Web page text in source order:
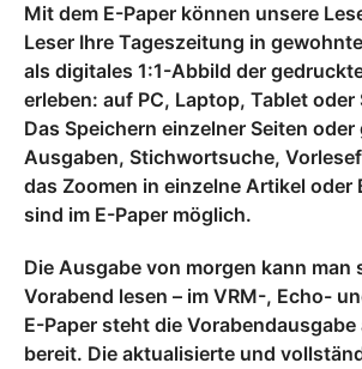
Mit dem E-Paper können unsere
Leser Ihre Tageszeitung in
als digitales 1:1-Abbild der
erleben: auf PC, Laptop, Tablet oder
Das Speichern einzelner Seiten oder
Ausgaben, Stichwortsuche,
das Zoomen in einzelne Artikel oder
sind im E-Paper möglich.
Die Ausgabe von morgen kann man
Vorabend lesen – im VRM-, Echo-
E-Paper steht die
bereit. Die aktualisierte und